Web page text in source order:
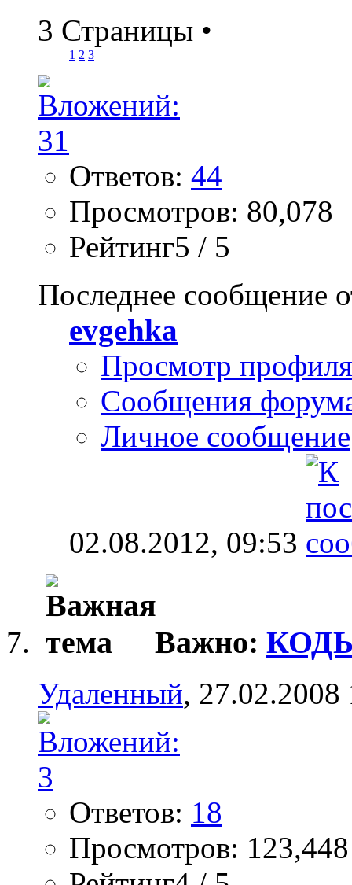
3 Страницы •
1 2 3
Ответов: 44
Просмотров: 80,078
Рейтинг5 / 5
Последнее сообщение
evgehka
Просмотр профиля
Сообщения
Личное сообщение
02.08.2012, 09:53
Важно:
Удаленный, 27.02.2008
Ответов: 18
Просмотров: 123,448